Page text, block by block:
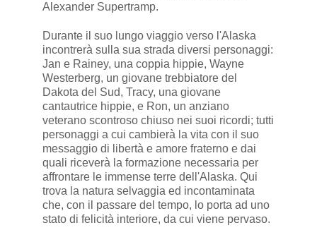
Alexander Supertramp.
Durante il suo lungo viaggio verso l'Alaska
incontrerà sulla sua strada diversi personaggi:
Jan e Rainey, una coppia hippie, Wayne
Westerberg, un giovane trebbiatore del
Dakota del Sud, Tracy, una giovane
cantautrice hippie, e Ron, un anziano
veterano scontroso chiuso nei suoi ricordi; tutti
personaggi a cui cambierà la vita con il suo
messaggio di libertà e amore fraterno e dai
quali riceverà la formazione necessaria per
affrontare le immense terre dell'Alaska. Qui
trova la natura selvaggia ed incontaminata
che, con il passare del tempo, lo porta ad uno
stato di felicità interiore, da cui viene pervaso.